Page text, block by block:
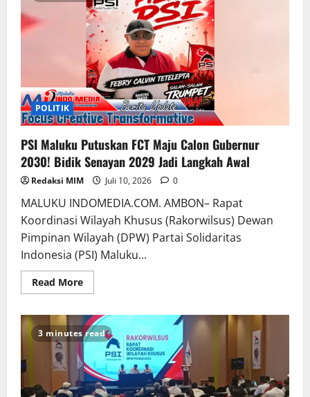
POLITIK
PSI Maluku Putuskan FCT Maju Calon Gubernur
2030! Bidik Senayan 2029 Jadi Langkah Awal
Redaksi MIM Juli 10, 2026 0
MALUKU INDOMEDIA.COM. AMBON– Rapat
Koordinasi Wilayah Khusus (Rakorwilsus) Dewan
Pimpinan Wilayah (DPW) Partai Solidaritas
Indonesia (PSI) Maluku...
Read More
3 minutes read